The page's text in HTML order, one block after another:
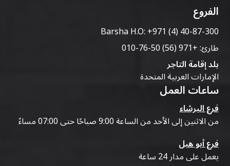
الفروع
Barsha H.O:+971 (4) 40-87-300
طارئ:+971 (56) 50-76-010
بلد إقامة التاجر
الإمارات العربية المتحدة
ساعات العمل
فرع البرشاء
من الاثنين إلى الأحد من الساعة 9:00 صباحًا حتى 07:00 مساءً
فرع أبو هيل
يعمل على مدار 24 ساعة